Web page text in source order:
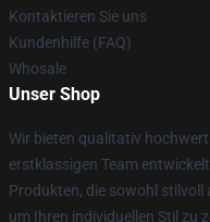
Kontaktieren Sie uns
Kundenhilfe (FAQ)
Whosale
Unser Shop
Wir bieten qualitativ
erstklassigen Team
Produkten, die sowohl stilvoll
um Ihren individuellen Stil zu